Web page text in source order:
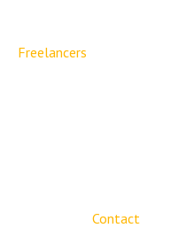
Freelancers
Contact